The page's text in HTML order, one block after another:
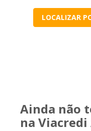
LOCALIZAR
Ainda não
na